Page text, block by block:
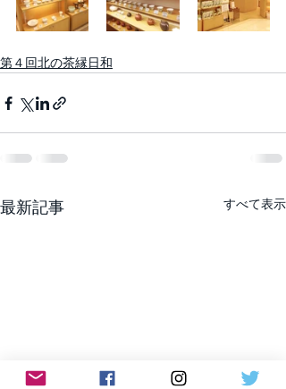
第４回北の茶縁日和
最新記事 すべて表示